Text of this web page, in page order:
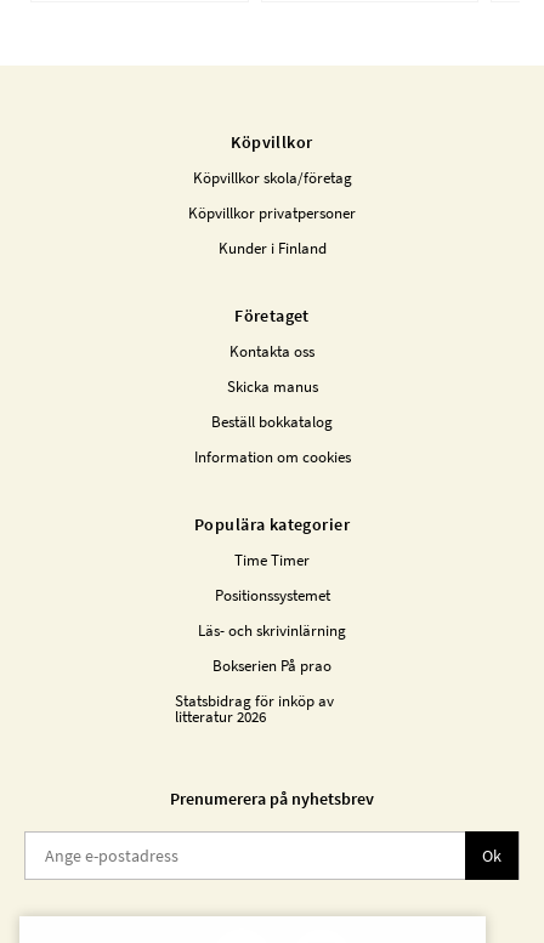
Köpvillkor
Köpvillkor skola/företag
Köpvillkor privatpersoner
Kunder i Finland
Företaget
Kontakta oss
Skicka manus
Beställ bokkatalog
Information om cookies
Populära kategorier
Time Timer
Positionssystemet
Läs- och skrivinlärning
Bokserien På prao
Statsbidrag för inköp av
litteratur 2026
Prenumerera på nyhetsbrev
Ok